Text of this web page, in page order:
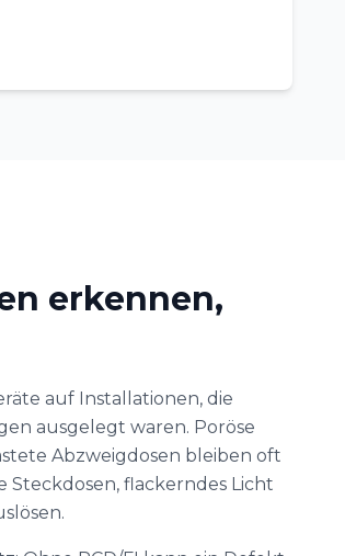
erkennen,
auf Installationen, die
ausgelegt waren. Poröse
Abzweigdosen bleiben oft
Steckdosen, flackerndes Licht